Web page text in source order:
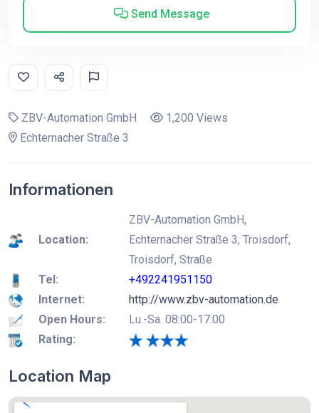
Send Message
ZBV-Automation GmbH
1,200 Views
Echternacher Straße 3
Informationen
Location:
ZBV-Automation GmbH,
Echternacher Straße 3, Troisdorf,
Troisdorf, Straße
Tel:
+492241951150
Internet:
http://www.zbv-automation.de
Open Hours:
Lu.-Sa. 08:00-17:00
Rating:
Location Map